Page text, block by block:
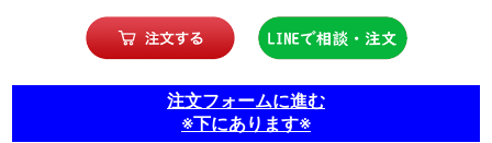
注文フォームに進む
※下にあります※